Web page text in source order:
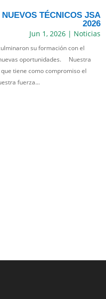
TÉCNICOS JSA
2026
Jun 1, 2026| Noticias
su formación con el
oportunidades. Nuestra
tiene como compromiso el
fuerza...